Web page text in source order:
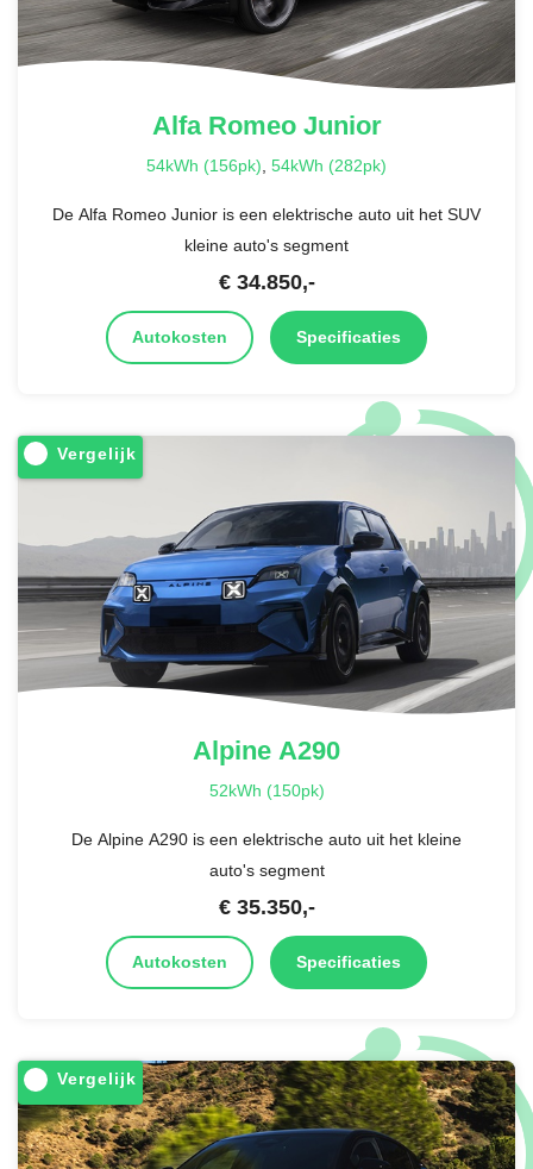
Alfa RomeoJunior
54kWh (156pk) 54kWh (282pk)
De Alfa Romeo Junior is een elektrische auto uit het SUV
kleine auto's segment
€ 34.850,-
Autokosten Specificaties
Vergelijk
AlpineA290
52kWh (150pk)
De Alpine A290 is een elektrische auto uit het kleine
auto's segment
€ 35.350,-
Autokosten Specificaties
Vergelijk